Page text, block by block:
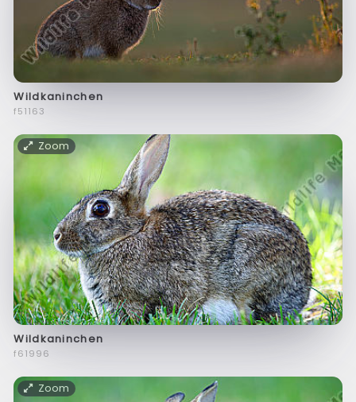
Wildkaninchen
f51163
Zoom
Wildkaninchen
f61996
Zoom